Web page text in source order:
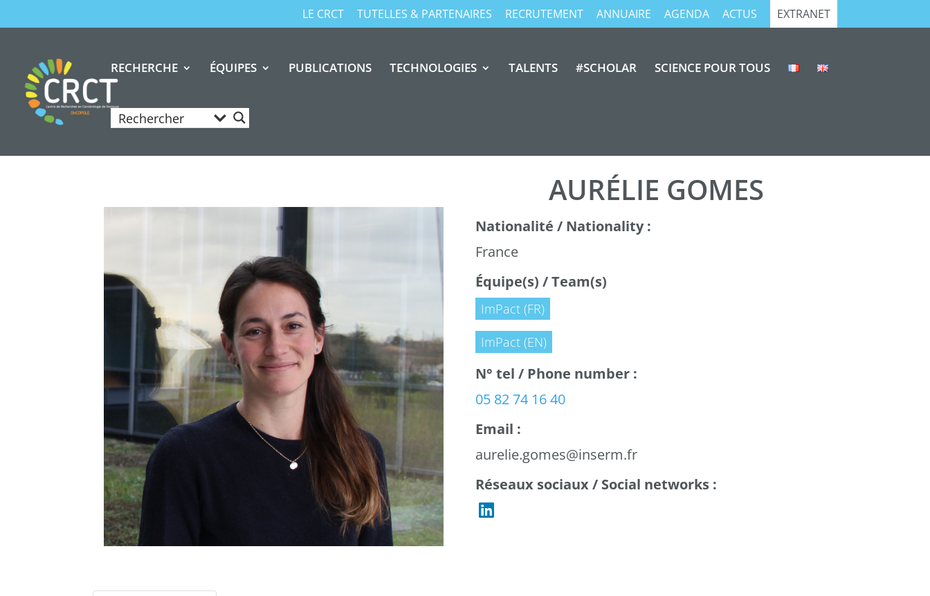
LE CRCT TUTELLES & PARTENAIRES RECRUTEMENT ANNUAIRE AGENDA ACTUS EXTRANET
RECHERCHE ÉQUIPES PUBLICATIONS TECHNOLOGIES TALENTS #SCHOLAR SCIENCE POUR TOUS
AURÉLIE GOMES
Nationalité / Nationality :
France
Équipe(s) / Team(s)
ImPact (FR)
ImPact (EN)
N° tel / Phone number :
05 82 74 16 40
Email :
aurelie.gomes@inserm.fr
Réseaux sociaux / Social networks :